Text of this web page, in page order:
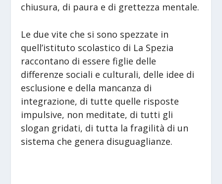
chiusura, di paura e di grettezza mentale.
Le due vite che si sono spezzate in
quell’istituto scolastico di La Spezia
raccontano di essere figlie delle
differenze sociali e culturali, delle idee di
esclusione e della mancanza di
integrazione, di tutte quelle risposte
impulsive, non meditate, di tutti gli
slogan gridati, di tutta la fragilità di un
sistema che genera disuguaglianze.